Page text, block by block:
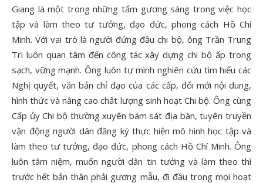
Giang là một trong những tấm gương sáng trong việc học
tập và làm theo tư tưởng, đạo đức, phong cách Hồ Chí
Minh. Với vai trò là người đứng đầu chi bộ, ông Trần Trung
Tri luôn quan tâm đến công tác xây dựng chi bộ ấp trong
sạch, vững mạnh. Ông luôn tự mình nghiên cứu tìm hiểu các
Nghị quyết, văn bản chỉ đạo của các cấp, đổi mới nội dung,
hình thức và nâng cao chất lượng sinh hoạt Chi bộ. Ông cùng
Cấp ủy Chi bộ thường xuyên bám sát địa bàn, tuyên truyền
vận động người dân đăng ký thực hiện mô hình học tập và
làm theo tư tưởng, đạo đức, phong cách Hồ Chí Minh. Ông
luôn tâm niệm, muốn người dân tin tưởng và làm theo thì
trước hết bản thân phải gương mẫu, đi đầu trong mọi hoạt